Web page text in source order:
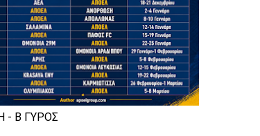
- Β ΓΥΡΟΣ